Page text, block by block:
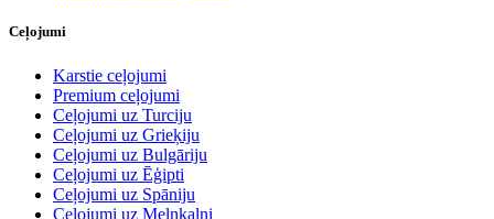
Ceļojumi
Karstie ceļojumi
Premium ceļojumi
Ceļojumi uz Turciju
Ceļojumi uz Grieķiju
Ceļojumi uz Bulgāriju
Ceļojumi uz Ēģipti
Ceļojumi uz Spāniju
Ceļojumi uz Melnkalni